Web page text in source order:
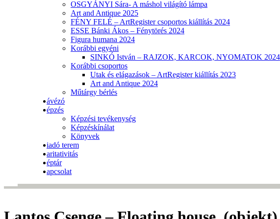
OSGYÁNYI Sára- A máshol világító lámpa
Art and Antique 2025
FÉNY FELÉ – ArtRegister csoportos kiállítás 2024
ESSE Bánki Ákos – Fénytörés 2024
Figura humana 2024
Korábbi egyéni
SINKÓ István – RAJZOK, KARCOK, NYOMATOK 2024
Korábbi csoportos
Utak és elágazások – ArtRegister kiállítás 2023
Art and Antique 2024
Műtárgy bérlés
ávézó
épzés
Képzési tevékenység
Képzéskínálat
Könyvek
iadó terem
aritativitás
éptár
apcsolat